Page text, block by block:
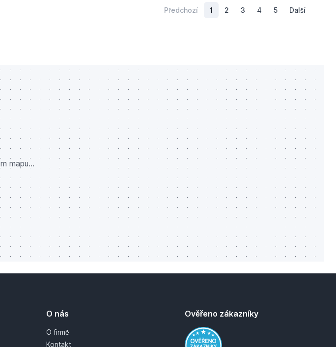
Předchozí 1 2 3 4 5 Další
mapu...
O nás
O firmě
Kontakt
Ověřeno zákazníky